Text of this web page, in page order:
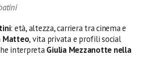
: età, altezza, carriera tra cinema e
Matteo, vita privata e profili social
interpretaGiulia Mezzanotte nella